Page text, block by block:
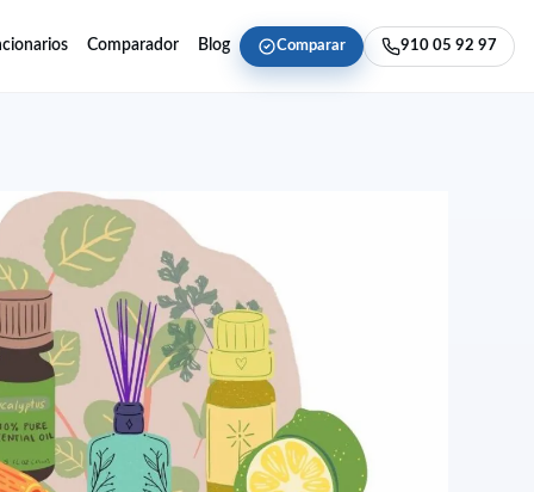
Comparador Blog Comparar 910 05 92 97